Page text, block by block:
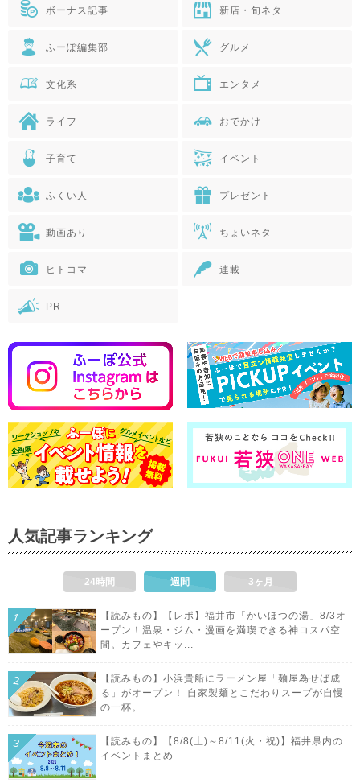
ボーナス記事 新店・旬ネタ
ふーぽ編集部 グルメ
文化系 エンタメ
ライフ おでかけ
子育て イベント
ふくい人 プレゼント
動画あり ちょいネタ
ヒトコマ 連載
PR
人気記事ランキング
24時間 週間 3ヶ月
【読みもの】【レポ】福井市「かいほつの湯」8/3オ
ープン！温泉・ジム・漫画を満喫できる神コスパ空
間。カフェやキッ...
【読みもの】小浜貴船にラーメン屋「麺屋為せば成
る」がオープン！ 自家製麺とこだわりスープが自慢
の一杯。
【読みもの】【8/8(土)～8/11(火・祝)】福井県内の
イベントまとめ